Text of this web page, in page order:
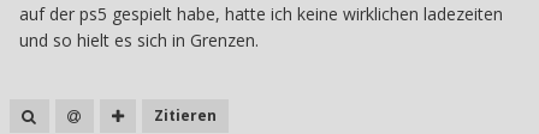
auf der ps5 gespielt habe, hatte ich keine wirklichen ladezeiten
und so hielt es sich in Grenzen.
Zitieren